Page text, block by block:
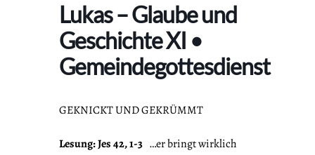
Lukas – Glaube und
Geschichte XI •
Gemeindegottesdienst
GEKNICKT UND GEKRÜMMT
Lesung: Jes 42, 1-3 …er bringt wirklich